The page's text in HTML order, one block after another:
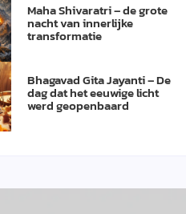
Maha Shivaratri – de grote
nacht van innerlijke
transformatie
Bhagavad Gita Jayanti – De
dag dat het eeuwige licht
werd geopenbaard